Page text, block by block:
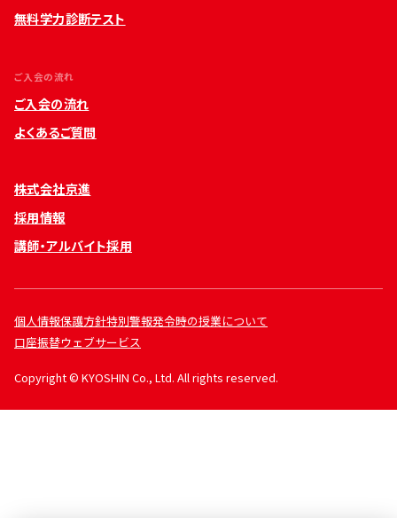
無料学力診断テスト
ご入会の流れ
ご入会の流れ
よくあるご質問
株式会社京進
採用情報
講師・アルバイト採用
個人情報保護方針特別警報発令時の授業について
口座振替ウェブサービス
Copyright © KYOSHIN Co., Ltd. All rights reserved.